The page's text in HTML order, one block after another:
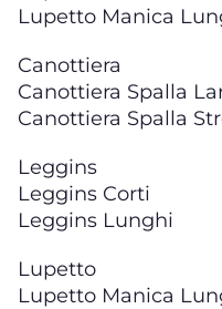
Lupetto Manica
Canottiera
Canottiera Spalla
Canottiera Spalla
Leggins
Leggins Corti
Leggins Lunghi
Lupetto
Lupetto Manica